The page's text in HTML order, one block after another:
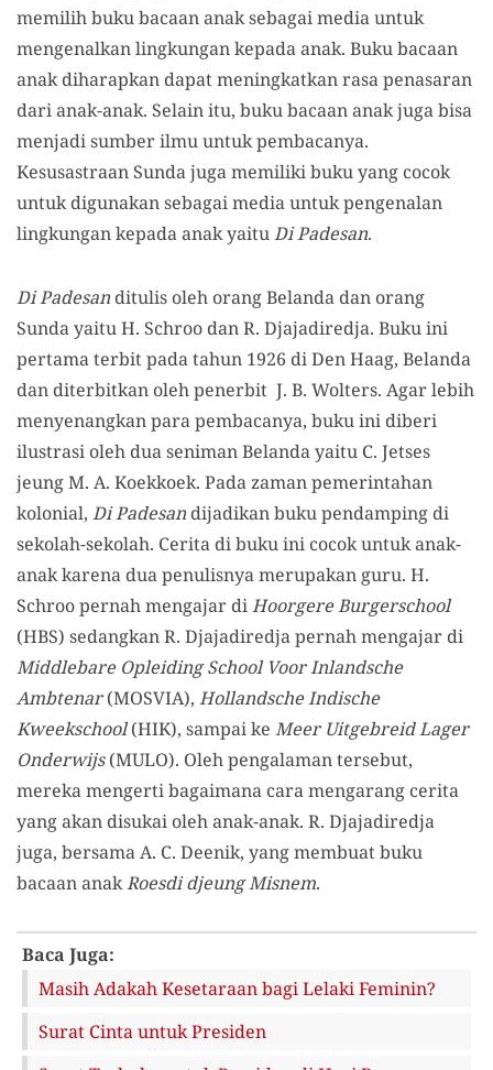
memilih buku bacaan anak sebagai media untuk
mengenalkan lingkungan kepada anak. Buku bacaan
anak diharapkan dapat meningkatkan rasa penasaran
dari anak-anak. Selain itu, buku bacaan anak juga bisa
menjadi sumber ilmu untuk pembacanya.
Kesusastraan Sunda juga memiliki buku yang cocok
untuk digunakan sebagai media untuk pengenalan
lingkungan kepada anak yaituDi Padesan.
Di Padesan ditulis oleh orang Belanda dan orang
Sunda yaitu H. Schroo dan R. Djajadiredja. Buku ini
pertama terbit pada tahun 1926 di Den Haag, Belanda
dan diterbitkan oleh penerbit J. B. Wolters. Agar lebih
menyenangkan para pembacanya, buku ini diberi
ilustrasi oleh dua seniman Belanda yaitu C. Jetses
jeung M. A. Koekkoek. Pada zaman pemerintahan
kolonial, Di Padesan dijadikan buku pendamping di
sekolah-sekolah. Cerita di buku ini cocok untuk anak-
anak karena dua penulisnya merupakan guru. H.
Schroo pernah mengajar diHoorgere Burgerschool
(HBS) sedangkan R. Djajadiredja pernah mengajar di
Middlebare Opleiding School Voor Inlandsche
Ambtenar(MOSVIA), Hollandsche Indische
Kweekschool(HIK), sampai ke Meer Uitgebreid Lager
Onderwijs(MULO). Oleh pengalaman tersebut,
mereka mengerti bagaimana cara mengarang cerita
yang akan disukai oleh anak-anak. R. Djajadiredja
juga, bersama A. C. Deenik, yang membuat buku
bacaan anakRoesdi djeung Misnem.
Baca Juga:
Masih Adakah Kesetaraan bagi Lelaki Feminin?
Surat Cinta untuk Presiden